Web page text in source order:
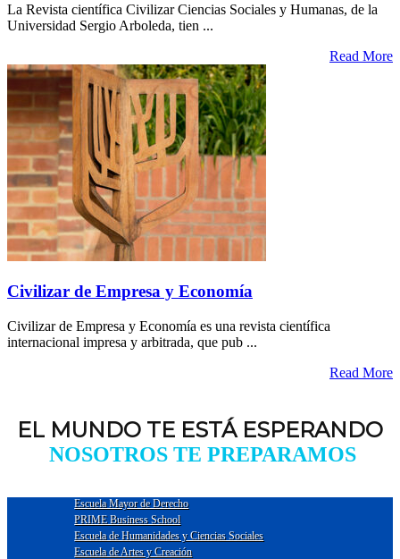
La Revista científica Civilizar Ciencias Sociales y Humanas, de la
Universidad Sergio Arboleda, tien ...
Read More
Civilizar de Empresa y Economía
Civilizar de Empresa y Economía es una revista científica
internacional impresa y arbitrada, que pub ...
Read More
EL MUNDO TE ESTÁ ESPERANDO
NOSOTROS TE PREPARAMOS
Escuela Mayor de Derecho
PRIME Business School
Escuela de Humanidades y Ciencias Sociales
Escuela de Artes y Creación